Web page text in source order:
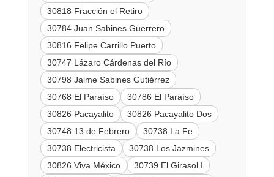
30818 Fracción el Retiro
30784 Juan Sabines Guerrero
30816 Felipe Carrillo Puerto
30747 Lázaro Cárdenas del Río
30798 Jaime Sabines Gutiérrez
30768 El Paraíso
30786 El Paraíso
30826 Pacayalito
30826 Pacayalito Dos
30748 13 de Febrero
30738 La Fe
30738 Electricista
30738 Los Jazmines
30826 Viva México
30739 El Girasol I